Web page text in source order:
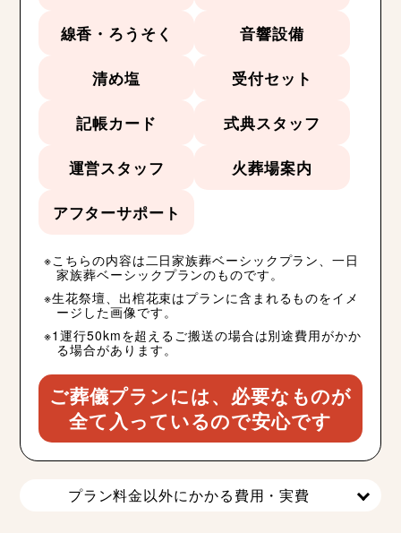
線香・ろうそく 音響設備
清め塩 受付セット
記帳カード 式典スタッフ
運営スタッフ 火葬場案内
アフターサポート
こちらの内容は二日家族葬ベーシックプラン、一日
家族葬ベーシックプランのものです。
生花祭壇、出棺花束はプランに含まれるものをイメ
ージした画像です。
1運行50kmを超えるご搬送の場合は別途費用がかか
る場合があります。
ご葬儀プランには、必要なものが
全て入っているので安心です
プラン料金以外にかかる費用・実費